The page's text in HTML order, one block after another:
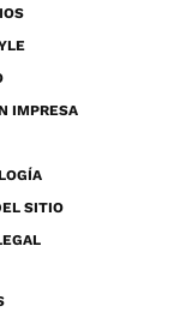
IMPRESA
SITIO